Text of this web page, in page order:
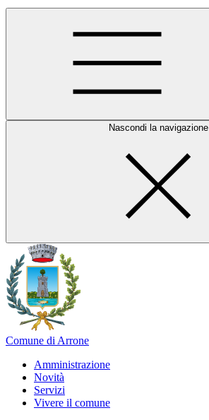
Nascondi la navigazione
Comune di Arrone
Amministrazione
Novità
Servizi
Vivere il comune